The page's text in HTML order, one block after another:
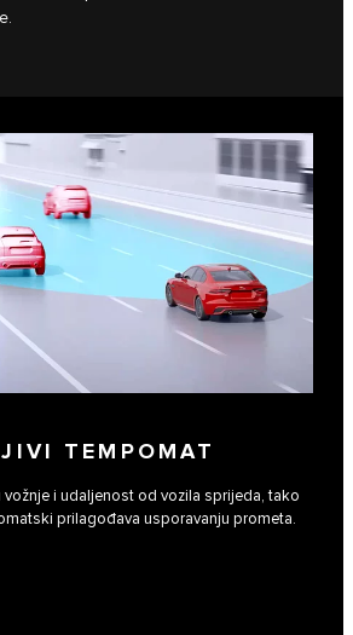
TEMPOMAT
i udaljenost od vozila sprijeda, tako
prilagođava usporavanju prometa.